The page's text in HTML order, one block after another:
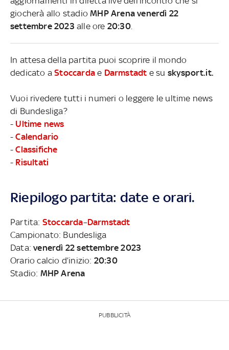
giocherà allo stadioMHP Arena venerdì 22
settembre 2023 alle ore 20:30.
In attesa della partita puoi scoprire il mondo
dedicato aStoccarda e Darmstadt e su skysport.it.
Vuoi rivedere tutti i numeri o leggere le ultime news
di Bundesliga?
- Ultime news
-Calendario
-Classifiche
- Risultati
Riepilogo partita: date e orari.
Partita: Stoccarda–Darmstadt
Campionato: Bundesliga
Data:venerdì 22 settembre 2023
Orario calcio d’inizio: 20:30
Stadio: MHP Arena
PUBBLICITÀ